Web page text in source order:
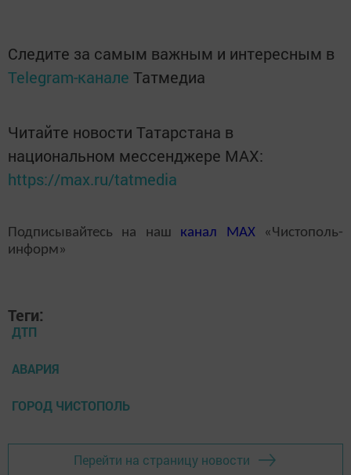
Следите за самым важным и интересным в
Telegram-канале Татмедиа
Читайте новости Татарстана в
национальном мессенджере MАХ:
https://max.ru/tatmedia
Подписывайтесь на наш канал MAX«Чистополь-
информ»
Теги:
ДТП
АВАРИЯ
ГОРОД ЧИСТОПОЛЬ
Перейти на страницу новости